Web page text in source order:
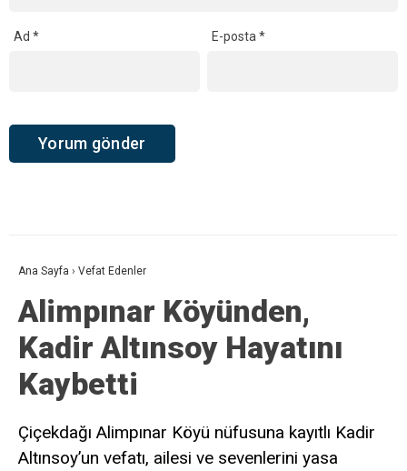
Ad * E-posta*
Ana Sayfa › Vefat Edenler
Alimpınar Köyünden,
Kadir Altınsoy Hayatını
Kaybetti
Çiçekdağı Alimpınar Köyü nüfusuna kayıtlı Kadir
Altınsoy’un vefatı, ailesi ve sevenlerini yasa